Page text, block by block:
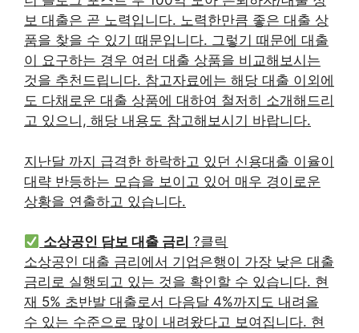
보 대출은 곧 노력입니다. 노력한만큼 좋은 대출 상
품을 찾을 수 있기 때문입니다. 그렇기 때문에 대출
이 요구하는 경우 여러 대출 상품을 비교해보시는
것을 추천드립니다. 참고자료에는 해당 대출 이외에
도 다채로운 대출 상품에 대하여 철저히 소개해드리
고 있으니, 해당 내용도 참고해보시기 바랍니다.
지난달 까지 급격한 하락하고 있던 신용대출 이율이
대략 반등하는 모습을 보이고 있어 매우 경이로운
상황을 연출하고 있습니다.
소상공인 담보 대출 금리 ?클릭
소상공인 대출 금리에서 기업은행이 가장 낮은 대출
금리로 실행되고 있는 것을 확인할 수 있습니다. 현
재 5% 초반발 대출로서 다음달 4%까지도 내려올
수 있는 수준으로 많이 내려왔다고 보여집니다. 현